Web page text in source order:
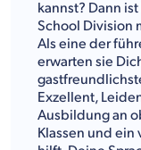
kannst? Dann
School Division
Als eine der
erwarten sie
Exzellent,
Ausbildung an
Klassen und ein